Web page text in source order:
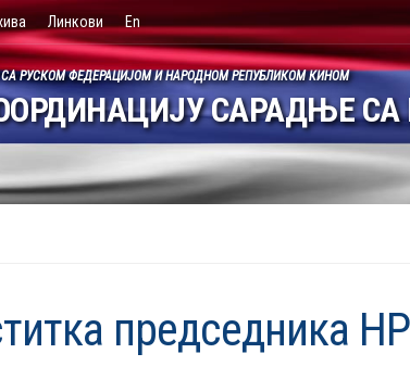
Линкови En
САРАДЊЕ
РУСКОМ ФЕДЕРАЦИЈОМ И НАРОДНОМ РЕПУБЛИКОМ КИНОМ
председника